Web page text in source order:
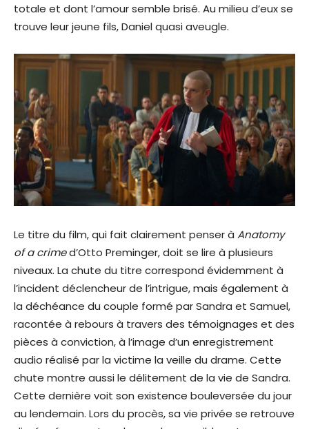
totale et dont l’amour semble brisé. Au milieu d’eux se
trouve leur jeune fils, Daniel quasi aveugle.
Le titre du film, qui fait clairement penser à Anatomy
of a crimed’Otto Preminger, doit se lire à plusieurs
niveaux. La chute du titre correspond évidemment à
l’incident déclencheur de l’intrigue, mais également à
la déchéance du couple formé par Sandra et Samuel,
racontée à rebours à travers des témoignages et des
pièces à conviction, à l’image d’un enregistrement
audio réalisé par la victime la veille du drame. Cette
chute montre aussi le délitement de la vie de Sandra.
Cette dernière voit son existence bouleversée du jour
au lendemain. Lors du procès, sa vie privée se retrouve